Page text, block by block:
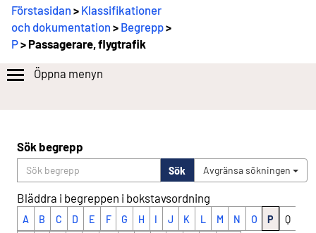
Förstasidan > Klassifikationer
och dokumentation > Begrepp>
P> Passagerare, flygtrafik
Öppna menyn
Sök begrepp
Sök Avgränsa sökningen
Bläddra i begreppen i bokstavsordning
A B C D E F G H I J K L M N O P Q